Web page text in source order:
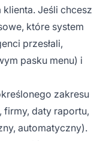
Jeśli chcesz
które system
przesłali,
pasku menu) i
zakresu
firmy, daty raportu,
automatyczny).